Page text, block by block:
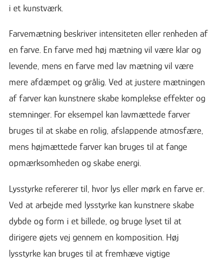
i et kunstværk.
Farvemætning beskriver intensiteten eller renheden af
en farve. En farve med høj mætning vil være klar og
levende, mens en farve med lav mætning vil være
mere afdæmpet og grålig. Ved at justere mætningen
af farver kan kunstnere skabe komplekse effekter og
stemninger. For eksempel kan lavmættede farver
bruges til at skabe en rolig, afslappende atmosfære,
mens højmættede farver kan bruges til at fange
opmærksomheden og skabe energi.
Lysstyrke refererer til, hvor lys eller mørk en farve er.
Ved at arbejde med lysstyrke kan kunstnere skabe
dybde og form i et billede, og bruge lyset til at
dirigere øjets vej gennem en komposition. Høj
lysstyrke kan bruges til at fremhæve vigtige